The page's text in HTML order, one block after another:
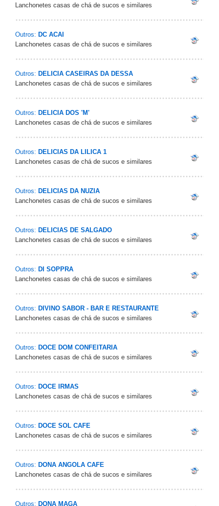
Lanchonetes casas de chá de sucos e similares
Outros: DC ACAI
Lanchonetes casas de chá de sucos e similares
Outros: DELICIA CASEIRAS DA DESSA
Lanchonetes casas de chá de sucos e similares
Outros: DELICIA DOS 'M'
Lanchonetes casas de chá de sucos e similares
Outros: DELICIAS DA LILICA 1
Lanchonetes casas de chá de sucos e similares
Outros: DELICIAS DA NUZIA
Lanchonetes casas de chá de sucos e similares
Outros: DELICIAS DE SALGADO
Lanchonetes casas de chá de sucos e similares
Outros: DI SOPPRA
Lanchonetes casas de chá de sucos e similares
Outros: DIVINO SABOR - BAR E RESTAURANTE
Lanchonetes casas de chá de sucos e similares
Outros: DOCE DOM CONFEITARIA
Lanchonetes casas de chá de sucos e similares
Outros: DOCE IRMAS
Lanchonetes casas de chá de sucos e similares
Outros: DOCE SOL CAFE
Lanchonetes casas de chá de sucos e similares
Outros: DONA ANGOLA CAFE
Lanchonetes casas de chá de sucos e similares
Outros: DONA MAGA